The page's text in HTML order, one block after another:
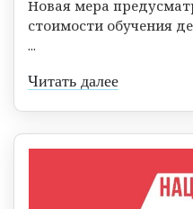
Новая мера
стоимости обучения
...
Читать далее